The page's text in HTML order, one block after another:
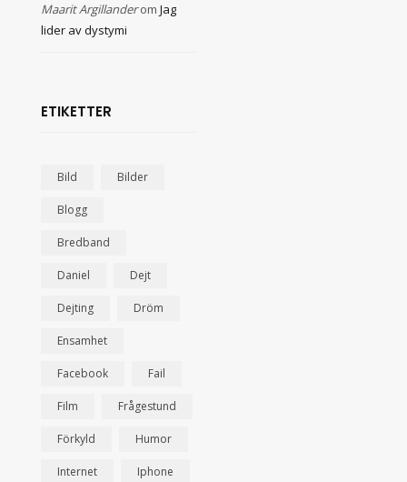
Maarit Argillanderom Jag
lider av dystymi
ETIKETTER
Bild Bilder
Blogg
Bredband
Daniel Dejt
Dejting Dröm
Ensamhet
Facebook Fail
Film Frågestund
Förkyld Humor
Internet Iphone